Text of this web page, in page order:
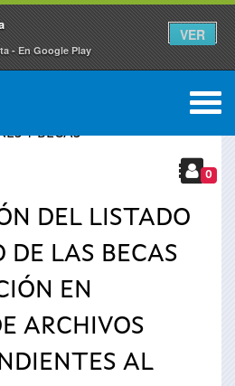
- En Google Play
VER
Y BECAS
0
DEL LISTADO
DE LAS BECAS
EN
ARCHIVOS
AL